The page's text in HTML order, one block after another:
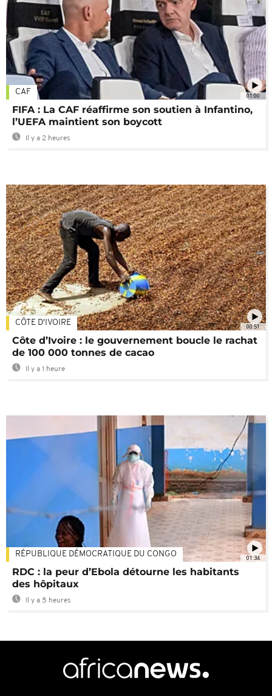
01:00
CAF
FIFA : La CAF réaffirme son soutien à Infantino,
l’UEFA maintient son boycott
Il y a 2 heures
00:51
CÔTE D'IVOIRE
Côte d’Ivoire : le gouvernement boucle le rachat
de 100 000 tonnes de cacao
Il y a 1 heure
01:34
RÉPUBLIQUE DÉMOCRATIQUE DU CONGO
RDC : la peur d’Ebola détourne les habitants
des hôpitaux
Il y a 5 heures